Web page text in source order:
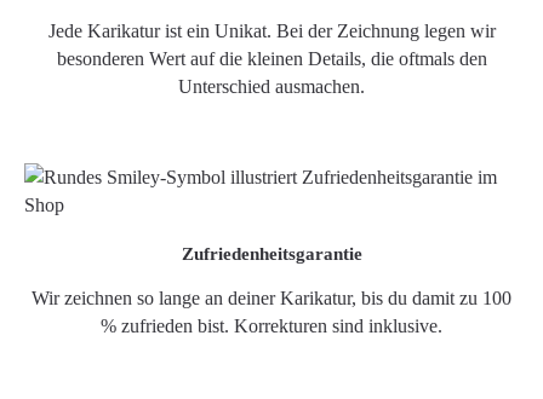
Jede Karikatur ist ein Unikat. Bei der Zeichnung legen wir
besonderen Wert auf die kleinen Details, die oftmals den
Unterschied ausmachen.
Zufriedenheitsgarantie
Wir zeichnen so lange an deiner Karikatur, bis du damit zu 100
% zufrieden bist. Korrekturen sind inklusive.